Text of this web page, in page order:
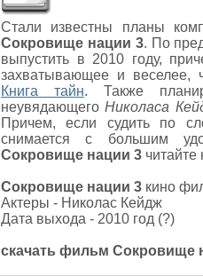
Стали известны планы
Сокровище нации 3. По
выпустить в 2010 году,
захватывающее и
Книга тайн. Также
неувядающегоНиколаса
Причем, если судить по
снимается с большим
Сокровище нации 3
Сокровище нации 3 кино
Актеры - Николас Кейдж
Дата выхода - 2010 год (?)
скачать фильм Сокровище